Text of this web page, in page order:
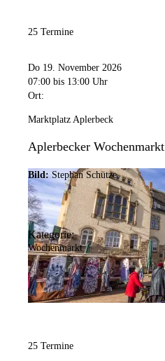
25 Termine
Do 19. November 2026
07:00 bis 13:00 Uhr
Ort:
Marktplatz Aplerbeck
Aplerbecker Wochenmarkt
Bild: Stephan Schütze
Kategorie:
Wochenmarkt
25 Termine